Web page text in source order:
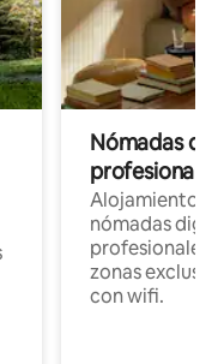
Nómadas
Alojamientos
nómadas
profesionales
zonas
con wifi.